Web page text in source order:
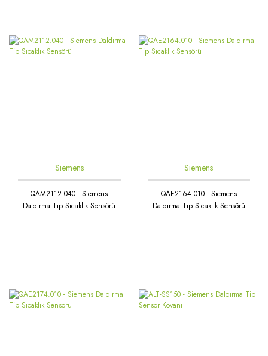
Siemens
QAM2112.040 - Siemens
Daldırma Tip Sıcaklık Sensörü
Siemens
QAE2164.010 - Siemens
Daldırma Tip Sıcaklık Sensörü